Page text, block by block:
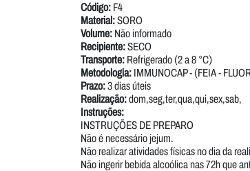
Código: F4
Material:SORO
Volume: Não informado
Recipiente:SECO
Transporte: Refrigerado (2 a 8 °C)
Metodologia: IMMUNOCAP - (FEIA -
Prazo:3 dias úteis
Realização:dom,seg,ter,qua,qui,sex,sab,
Instruções:
INSTRUÇÕES DE PREPARO
Não é necessário jejum.
Não realizar atividades físicas no dia da
Não ingerir bebida alcoólica nas 72h que